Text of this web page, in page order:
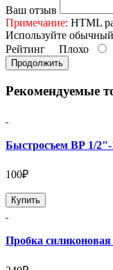
Ваш отзыв
Примечание: HTML
Используйте обычный
Рейтинг Плохо
Продолжить
Рекомендуемые
Быстросъем ВР 1/
100₽
Купить
Пробка